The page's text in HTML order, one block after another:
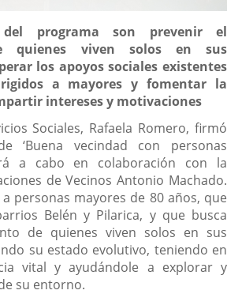
programa son prevenir el
quienes viven solos en sus
los apoyos sociales existentes
a mayores y fomentar la
intereses y motivaciones
Sociales, Rafaela Romero, firmó
‘Buena vecindad con personas
a cabo en colaboración con la
de Vecinos Antonio Machado.
personas mayores de 80 años, que
Belén y Pilarica, y que busca
de quienes viven solos en sus
su estado evolutivo, teniendo en
vital y ayudándole a explorar y
su entorno.